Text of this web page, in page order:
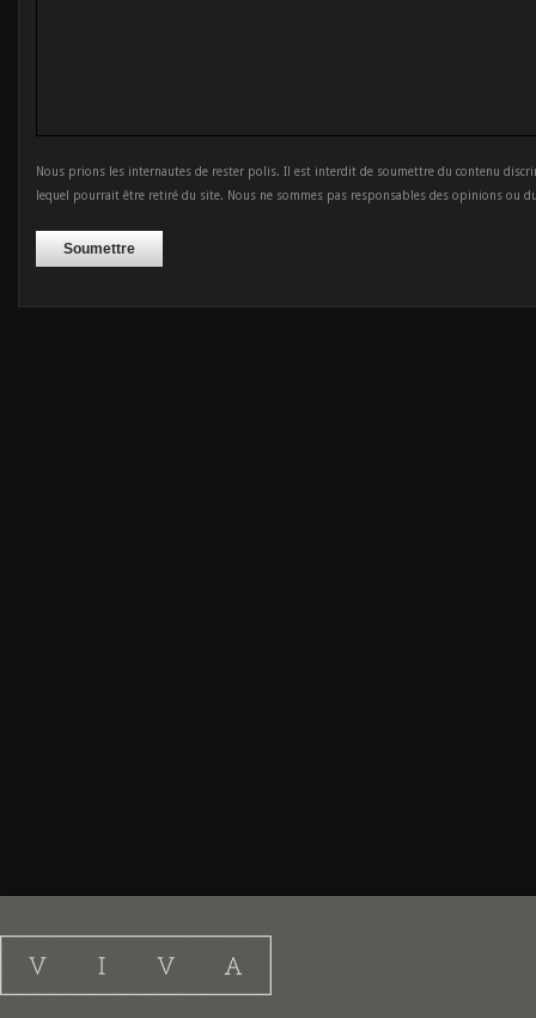
Nous prions les internautes de rester polis. Il est interdit de soumettre du contenu
lequel pourrait être retiré du site. Nous ne sommes pas responsables des opinions ou